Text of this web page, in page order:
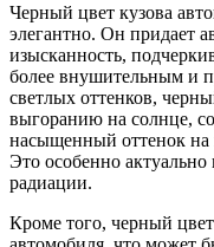
Черный цвет кузова
элегантно. Он придает
изысканность,
более внушительным и
светлых оттенков,
выгоранию на солнце,
насыщенный оттенок на
Это особенно
радиации.
Кроме того, черный